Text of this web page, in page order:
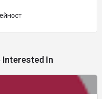
Interested In